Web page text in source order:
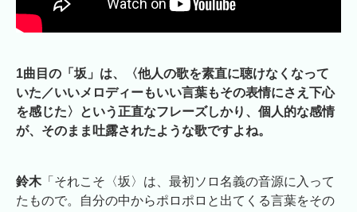
1曲目の「坂」は、〈他人の歌を素直に聴けなくなって
いた／いいメロディーもいい言葉もその表情にさえ下心
を感じた〉という正直なフレーズしかり、個人的な感情
が、そのまま吐露されたような歌ですよね。
鈴木「それこそ〈坂〉は、最初ソロ名義の音源に入って
たもので。自分の中からポロポロと出てくる言葉をその